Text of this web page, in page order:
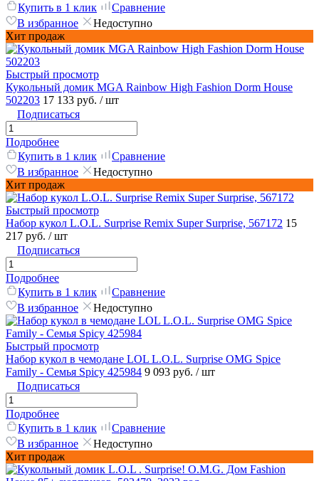
Купить в 1 клик
Сравнение
В избранное
Недоступно
Хит продаж
Быстрый просмотр
Кукольный домик MGA Rainbow High Fashion Dorm House
502203 17 133 руб. / шт
Подписаться
Подробнее
Купить в 1 клик
Сравнение
В избранное
Недоступно
Хит продаж
Быстрый просмотр
Набор кукол L.O.L. Surprise Remix Super Surprise, 567172 15
217 руб. / шт
Подписаться
Подробнее
Купить в 1 клик
Сравнение
В избранное
Недоступно
Быстрый просмотр
Набор кукол в чемодане LOL L.O.L. Surprise OMG Spice
Family - Семья Spicy 425984 9 093 руб. / шт
Подписаться
Подробнее
Купить в 1 клик
Сравнение
В избранное
Недоступно
Хит продаж